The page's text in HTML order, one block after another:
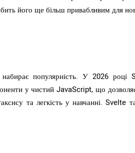
його ще більш привабливим для
популярність. У 2026 році
у чистий JavaScript, що
та легкість у навчанні. Svelte